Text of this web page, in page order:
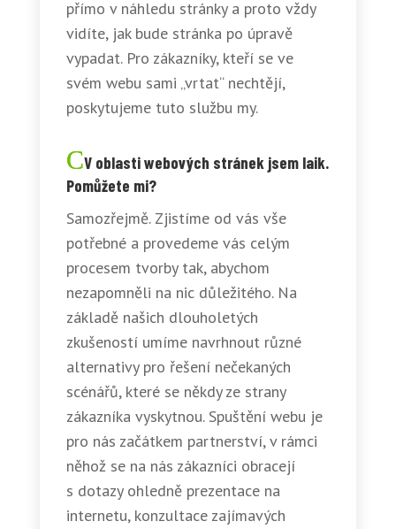
přímo v náhledu stránky a proto vždy
vidíte, jak bude stránka po úpravě
vypadat. Pro zákazníky, kteří se ve
svém webu sami „vrtat“ nechtějí,
poskytujeme tuto službu my.
V oblasti webových stránek jsem laik.
Pomůžete mi?
Samozřejmě. Zjistíme od vás vše
potřebné a provedeme vás celým
procesem tvorby tak, abychom
nezapomněli na nic důležitého. Na
základě našich dlouholetých
zkušeností umíme navrhnout různé
alternativy pro řešení nečekaných
scénářů, které se někdy ze strany
zákazníka vyskytnou. Spuštění webu je
pro nás začátkem partnerství, v rámci
něhož se na nás zákazníci obracejí
s dotazy ohledně prezentace na
internetu, konzultace zajímavých